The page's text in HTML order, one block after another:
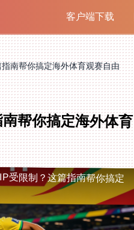
客户端下载
南帮你搞定海外体育观赛自由
帮你搞定海外体育
受限制？这篇指南帮你搞定